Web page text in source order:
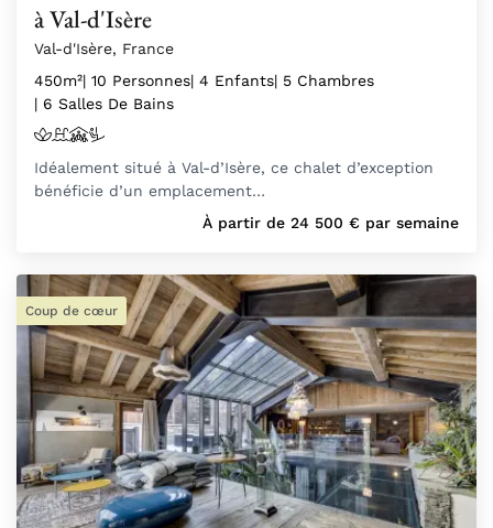
à Val-d'Isère
Val-d'Isère, France
450m²| 10 Personnes| 4 Enfants| 5 Chambres
| 6 Salles De Bains
Idéalement situé à Val-d’Isère, ce chalet d’exception
bénéficie d’un emplacement…
À partir de 24 500 € par semaine
Coup de cœur